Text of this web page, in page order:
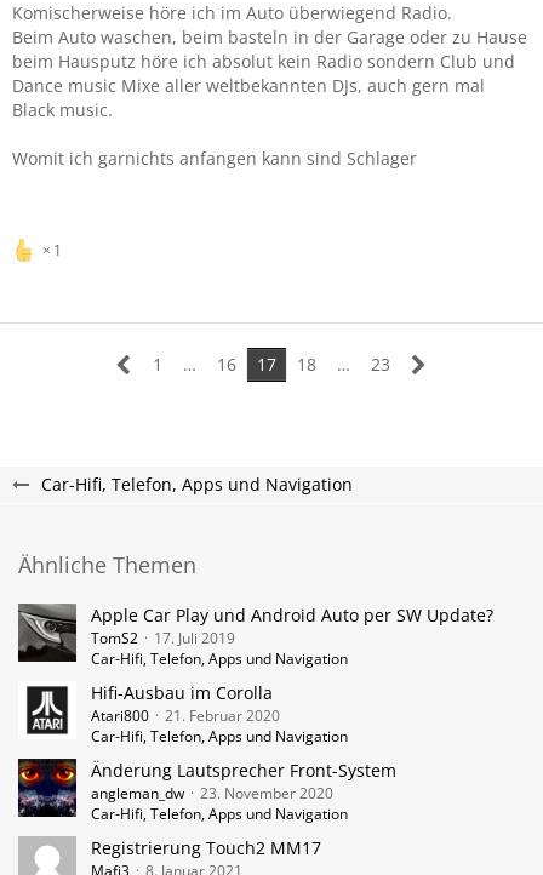
Komischerweise höre ich im Auto überwiegend Radio.
Beim Auto waschen, beim basteln in der Garage oder zu Hause
beim Hausputz höre ich absolut kein Radio sondern Club und
Dance music Mixe aller weltbekannten DJs, auch gern mal
Black music.
Womit ich garnichts anfangen kann sind Schlager
1
1 … 16 17 18 … 23
Car-Hifi, Telefon, Apps und Navigation
Ähnliche Themen
Apple Car Play und Android Auto per SW Update?
TomS2
17. Juli 2019
Car-Hifi, Telefon, Apps und Navigation
Hifi-Ausbau im Corolla
Atari800
21. Februar 2020
Car-Hifi, Telefon, Apps und Navigation
Änderung Lautsprecher Front-System
angleman_dw
23. November 2020
Car-Hifi, Telefon, Apps und Navigation
Registrierung Touch2 MM17
Mafi3 8. Januar 2021